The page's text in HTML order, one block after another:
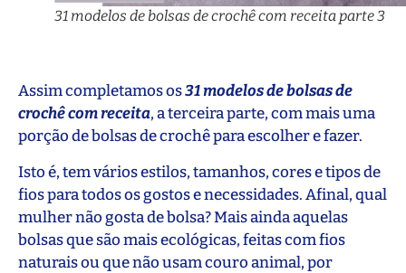
31 modelos de bolsas de crochê com receita parte 3
Assim completamos os31 modelos debolsas de
crochê com receita, a terceira parte, com mais uma
porção de bolsas de crochê para escolher e fazer.
Isto é, tem vários estilos, tamanhos, cores e tipos de
fios para todos os gostos e necessidades. Afinal, qual
mulher não gosta de bolsa? Mais ainda aquelas
bolsas que são mais ecológicas, feitas com fios
naturais ou que não usam couro animal, por